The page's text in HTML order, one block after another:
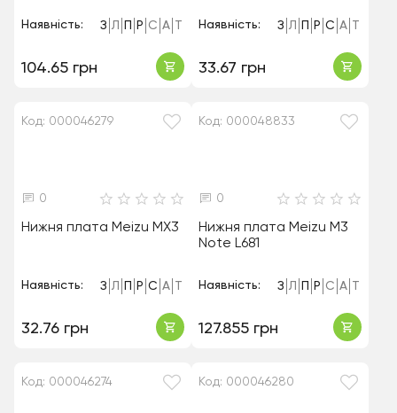
Наявність: З Л П Р С А
104.65 грн
Наявність: З Л П Р С А
33.67 грн
Код: 000046279
0
Нижня плата Meizu MX3
Наявність: З Л П Р С А
32.76 грн
Код: 000048833
0
Нижня плата Meizu M3
Note L681
Наявність: З Л П Р С А
127.855 грн
Код: 000046274 Код: 000046280